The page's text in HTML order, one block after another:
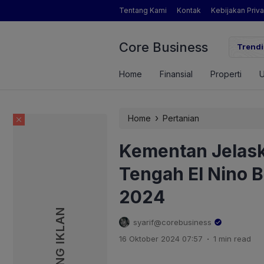
Tentang Kami Kontak Kebijakan
Core Business
Pertanian yang Dimaksud Mentan Amran?
Home Finansial Properti
Home › Pertanian
Kementan
Tengah El Nino
2024
syarif@corebusiness
16 Oktober 2024 07:57 . 1 min read